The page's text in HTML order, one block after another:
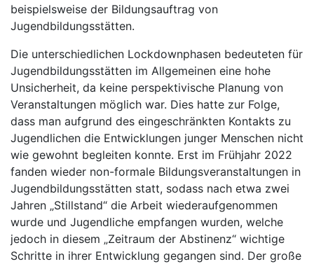
beispielsweise der Bildungsauftrag von
Jugendbildungsstätten.
Die unterschiedlichen Lockdownphasen bedeuteten für
Jugendbildungsstätten im Allgemeinen eine hohe
Unsicherheit, da keine perspektivische Planung von
Veranstaltungen möglich war. Dies hatte zur Folge,
dass man aufgrund des eingeschränkten Kontakts zu
Jugendlichen die Entwicklungen junger Menschen nicht
wie gewohnt begleiten konnte. Erst im Frühjahr 2022
fanden wieder non-formale Bildungsveranstaltungen in
Jugendbildungsstätten statt, sodass nach etwa zwei
Jahren „Stillstand“ die Arbeit wiederaufgenommen
wurde und Jugendliche empfangen wurden, welche
jedoch in diesem „Zeitraum der Abstinenz“ wichtige
Schritte in ihrer Entwicklung gegangen sind. Der große